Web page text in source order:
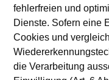
fehlerfreien und
Dienste. Sofern eine
Cookies und
die Verarbeitung